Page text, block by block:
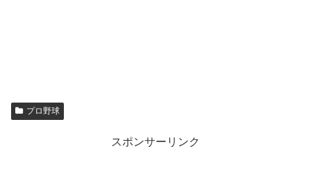
プロ野球
スポンサーリンク